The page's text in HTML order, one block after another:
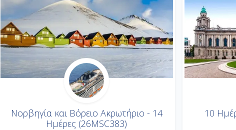
Νορβηγία και Βόρειο Ακρωτήριο - 14
Ημέρες (26MSC383)
10